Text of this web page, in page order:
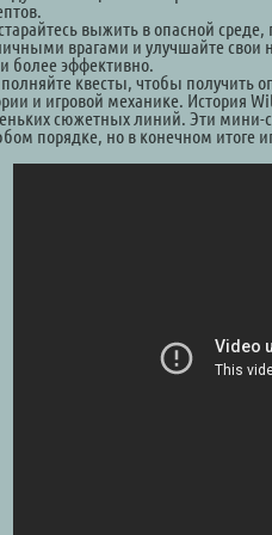
выжить в опасной среде,
врагами и улучшайте свои
более эффективно.
квесты, чтобы получить
и игровой механике. История
сюжетных линий. Эти
порядке, но в конечном итоге